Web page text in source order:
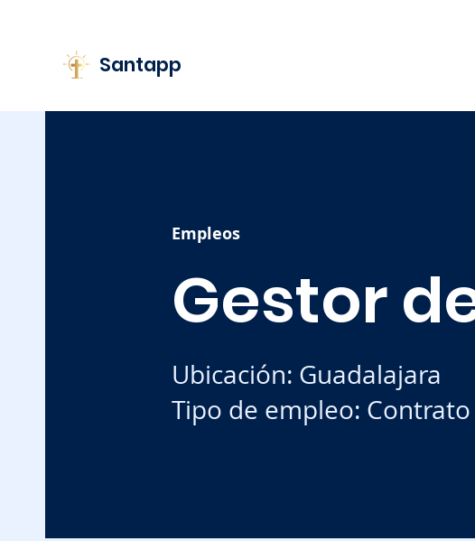
Santapp
Empleos
Gestor
Ubicación: Guadalajara
Tipo de empleo: Contrato